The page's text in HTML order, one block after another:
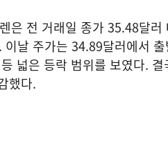
은 전 거래일 종가 35.48달러
날 주가는 34.89달러에서
넓은 등락 범위를 보였다.
했다.